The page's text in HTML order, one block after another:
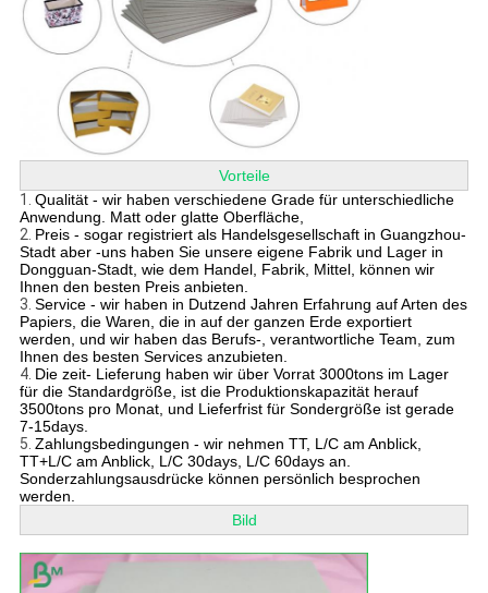
Vorteile
1. Qualität - wir haben verschiedene Grade für unterschiedliche
Anwendung. Matt oder glatte Oberfläche,
2. Preis - sogar registriert als Handelsgesellschaft in Guangzhou-
Stadt aber -uns haben Sie unsere eigene Fabrik und Lager in
Dongguan-Stadt, wie dem Handel, Fabrik, Mittel, können wir
Ihnen den besten Preis anbieten.
3. Service - wir haben in Dutzend Jahren Erfahrung auf Arten des
Papiers, die Waren, die in auf der ganzen Erde exportiert
werden, und wir haben das Berufs-, verantwortliche Team, zum
Ihnen des besten Services anzubieten.
4. Die zeit- Lieferung haben wir über Vorrat 3000tons im Lager
für die Standardgröße, ist die Produktionskapazität herauf
3500tons pro Monat, und Lieferfrist für Sondergröße ist gerade
7-15days.
5. Zahlungsbedingungen - wir nehmen TT, L/C am Anblick,
TT+L/C am Anblick, L/C 30days, L/C 60days an.
Sonderzahlungsausdrücke können persönlich besprochen
werden.
Bild